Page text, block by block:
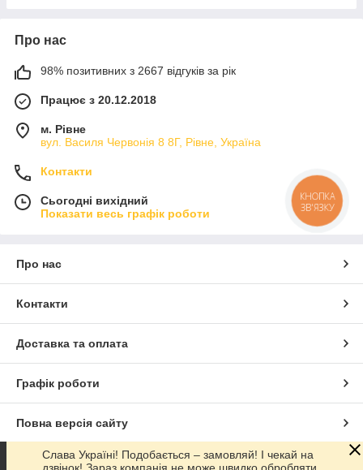
Про нас
98% позитивних з 2667 відгуків за рік
Працює з 20.12.2018
м. Рівне
вул. Василя Червонія 8 8Г, Рівне, Україна
Контакти
Сьогодні вихідний
Показати весь графік роботи
Про нас
Контакти
Доставка та оплата
Графік роботи
Повна версія сайту
Сайт створено на маркетплейсі Prom.ua
Слава Україні! Подобається – замовляй! І чекай на
КНОПКА
ЗВ'ЯЗКУ